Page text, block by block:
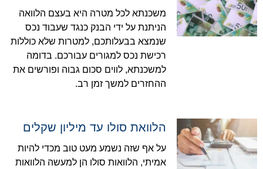
משכנתא לכל מטרה היא בעצם הלוואה
הניתנת על ידי הבנק כנגד שעבוד נכס
שנמצא בבעלותכם, למטרות שלא כוללות
רכישת נכס למגורים עבורכם. בדומה
למשכנתא, לווים סכום גבוה ופורשים את
ההחזרים למשך זמן רב.
הלוואת סולו עד מיליון שקלים
על אף שזה נשמע מעט טוב מכדי להיות
אמיתי, הלוואות סולו הן למעשה הלוואות